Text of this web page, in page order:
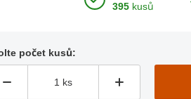
395 kusů
počet kusů: